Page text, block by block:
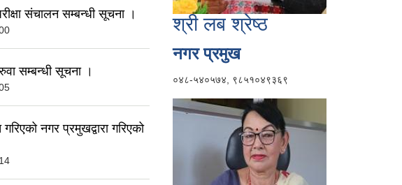
संचालन सम्बन्धी सूचना ।
सम्बन्धी सूचना ।
नगर प्रमुखद्वारा गरिएको
श्री लब श्रेष्ठ
नगर प्रमुख
०४८-५४०५७४, ९८५१०४९३६९